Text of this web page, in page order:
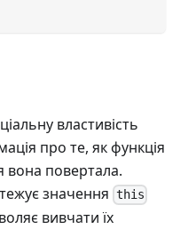
властивість
про те, як функція
вона повертала.
значення this
вивчати їх